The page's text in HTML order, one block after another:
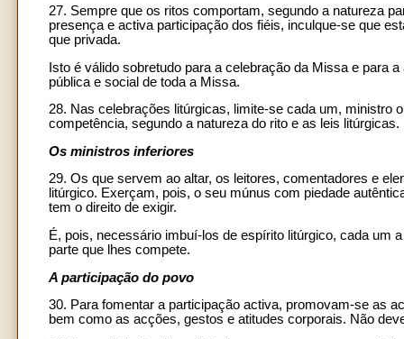
27. Sempre que os ritos comportam, segundo a natureza
presença e activa participação dos fiéis, inculque-se que
que privada.
Isto é válido sobretudo para a celebração da Missa e para
pública e social de toda a Missa.
28. Nas celebrações litúrgicas, limite-se cada um, ministro
competência, segundo a natureza do rito e as leis litúrgicas.
Os ministros inferiores
29. Os que servem ao altar, os leitores, comentadores e
litúrgico. Exerçam, pois, o seu múnus com piedade
tem o direito de exigir.
É, pois, necessário imbuí-los de espírito litúrgico, cada um
parte que lhes compete.
A participação do povo
30. Para fomentar a participação activa, promovam-se as
bem como as acções, gestos e atitudes corporais. Não